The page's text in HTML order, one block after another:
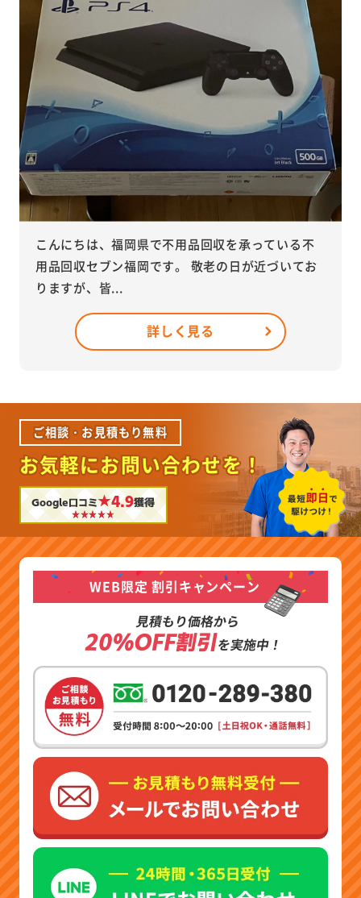
こんにちは、福岡県で不用品回収を承っている不
用品回収セブン福岡です。 敬老の日が近づいてお
りますが、皆...
詳しく見る
ご相談・お見積もり無料
お気軽にお問い合わせを！
Google口コミ★4.9獲得
WEB限定 割引キャンペーン
見積もり価格から
20%OFF割引を実施中！